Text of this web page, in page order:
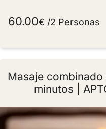
60.00€ /2 Personas
Masaje
minutos |